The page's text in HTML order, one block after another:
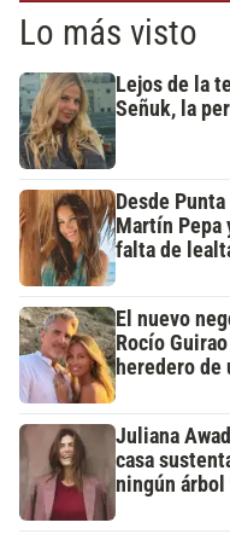
Lo más visto
Lejos de la
Señuk, la
Desde
Martín Pepa
falta de
El nuevo
Rocío
heredero
Juliana
casa
ningún árbol